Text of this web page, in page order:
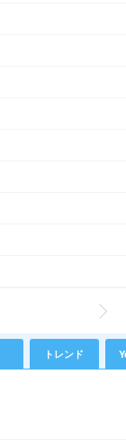
トレンド